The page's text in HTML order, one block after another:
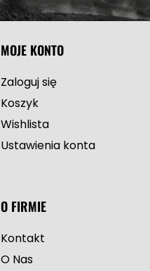
MOJE KONTO
Zaloguj się
Koszyk
Wishlista
Ustawienia konta
O FIRMIE
Kontakt
O Nas